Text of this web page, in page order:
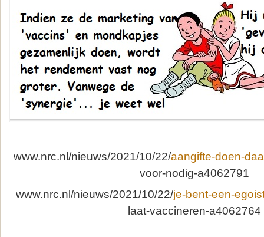
www.nrc.nl/nieuws/2021/10/22/aangifte-doen-
voor-nodig-a4062791
www.nrc.nl/nieuws/2021/10/22/je-bent-een-
laat-vaccineren-a4062764